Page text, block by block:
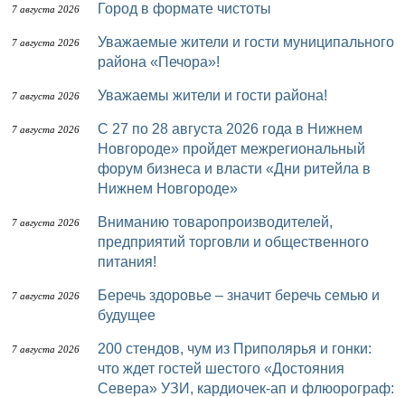
7 августа 2026 Город в формате чистоты
7 августа 2026
Уважаемые жители и гости муниципального
района «Печора»!
7 августа 2026 Уважаемы жители и гости района!
7 августа 2026
с 27 по 28 августа 2026 года в Нижнем
Новгороде» пройдет межрегиональный
форум бизнеса и власти «Дни ритейла в
Нижнем Новгороде»
7 августа 2026
Вниманию товаропроизводителей,
предприятий торговли и общественного
питания!
7 августа 2026
Беречь здоровье – значит беречь семью и
будущее
7 августа 2026
200 стендов, чум из Приполярья и гонки:
что ждет гостей шестого «Достояния
Севера» УЗИ, кардиочек-ап и флюорограф: